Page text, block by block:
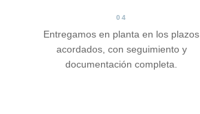
04
Entregamos en planta en los plazos
acordados, con seguimiento y
documentación completa.